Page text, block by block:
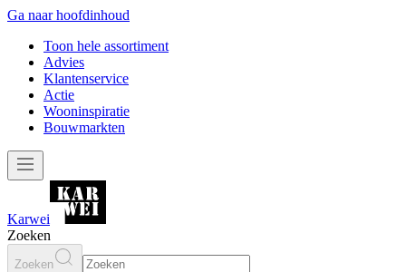
Ga naar hoofdinhoud
Toon hele assortiment
Advies
Klantenservice
Actie
Wooninspiratie
Bouwmarkten
Karwei
Zoeken
Zoeken